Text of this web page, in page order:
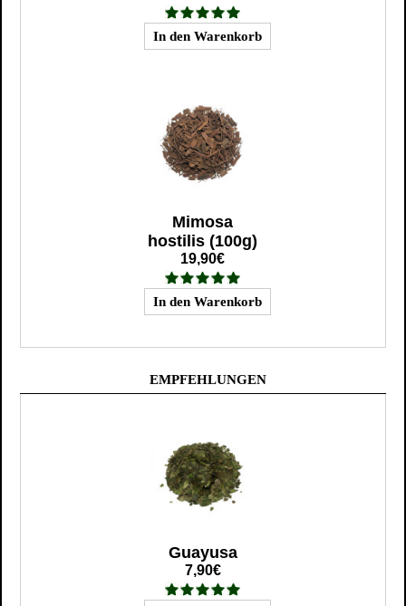
Mimosa
hostilis (100g)
19,90€
EMPFEHLUNGEN
Guayusa
7,90€